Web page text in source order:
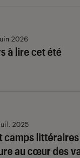
à lire cet été
2026
camps
au cœur des
2025